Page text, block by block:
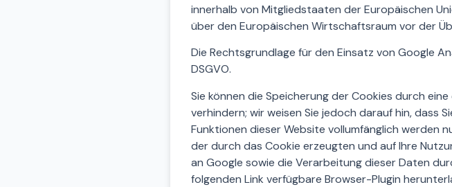
innerhalb von Mitgliedstaaten der Europäischen
über den Europäischen Wirtschaftsraum vor der
Die Rechtsgrundlage für den Einsatz von Google
DSGVO.
Sie können die Speicherung der Cookies durch
verhindern; wir weisen Sie jedoch darauf hin, dass
Funktionen dieser Website vollumfänglich werden
der durch das Cookie erzeugten und auf Ihre
an Google sowie die Verarbeitung dieser Daten
folgenden Link verfügbare Browser-Plugin